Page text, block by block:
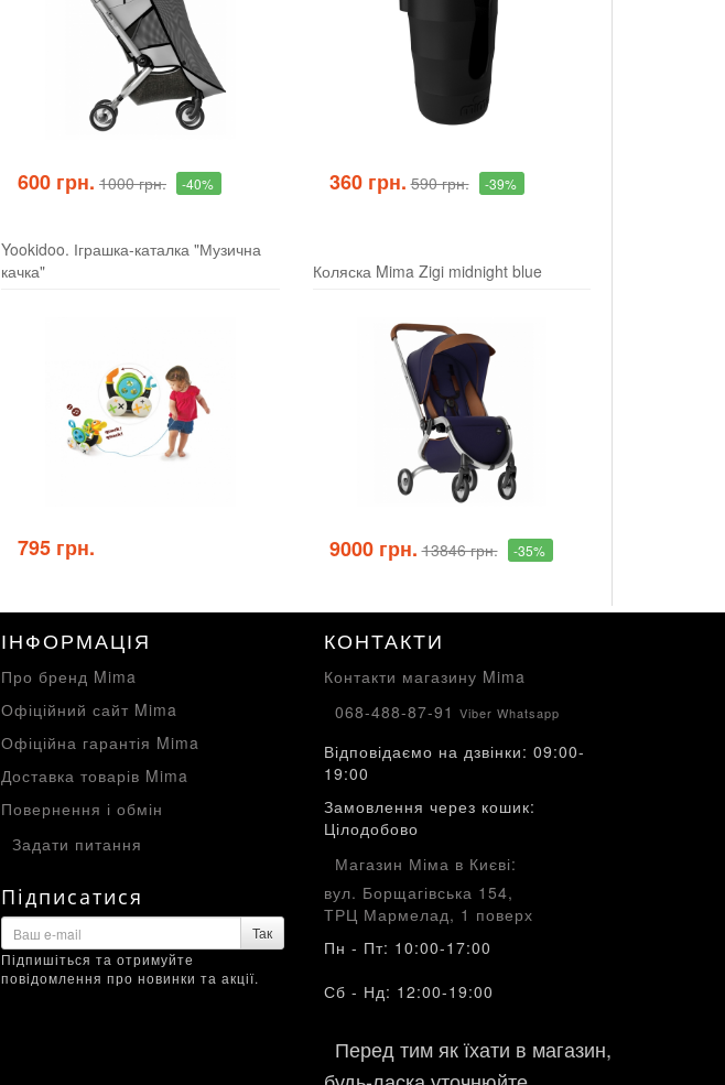
600 грн. 1000 грн. -40% 360 грн. 590 грн. -39%
Yookidoo. Іграшка-каталка "Музична
качка"
795 грн.
Коляска Mima Zigi midnight blue
9000 грн. 13846 грн. -35%
ІНФОРМАЦІЯ
Про бренд Mima
Офіційний сайт Mima
Офіційна гарантія Mima
Доставка товарів Mima
Повернення і обмін
Задати питання
Підписатися
Так
Підпишіться та отримуйте
повідомлення про новинки та акції.
КОНТАКТИ
Контакти магазину Mima
068-488-87-91 Viber Whatsapp
Відповідаємо на дзвінки: 09:00-
19:00
Замовлення через кошик:
Цілодобово
Магазин Міма в Києві:
вул. Борщагівська 154,
ТРЦ Мармелад, 1 поверх
Пн - Пт: 10:00-17:00
Сб - Нд: 12:00-19:00
Перед тим як їхати в магазин,